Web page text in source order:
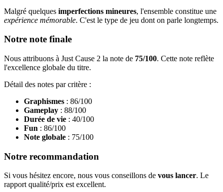
Malgré quelques imperfections mineures, l'ensemble constitue une
expérience mémorable. C'est le type de jeu dont on parle longtemps.
Notre note finale
Nous attribuons à Just Cause 2 la note de 75/100. Cette note reflète
l'excellence globale du titre.
Détail des notes par critère :
Graphismes : 86/100
Gameplay : 88/100
Durée de vie : 40/100
Fun : 86/100
Note globale : 75/100
Notre recommandation
Si vous hésitez encore, nous vous conseillons de vous lancer. Le
rapport qualité/prix est excellent.